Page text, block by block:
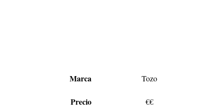
Marca Tozo
Precio €€